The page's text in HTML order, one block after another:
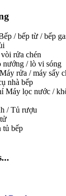
/ bếp từ / bếp
rửa chén
nướng / lò vi sóng
Máy rửa / máy sấy
nhà bếp
Máy lọc nước /
/ Tủ rượu
tủ bếp